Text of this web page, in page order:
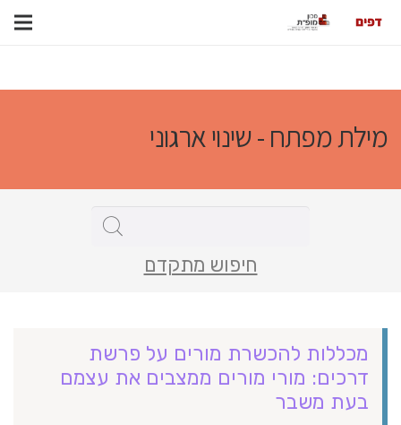
מילת מפתח - שינוי ארגוני
חיפוש מתקדם
מכללות להכשרת מורים על פרשת
דרכים: מורי מורים ממצבים את עצמם
בעת משבר